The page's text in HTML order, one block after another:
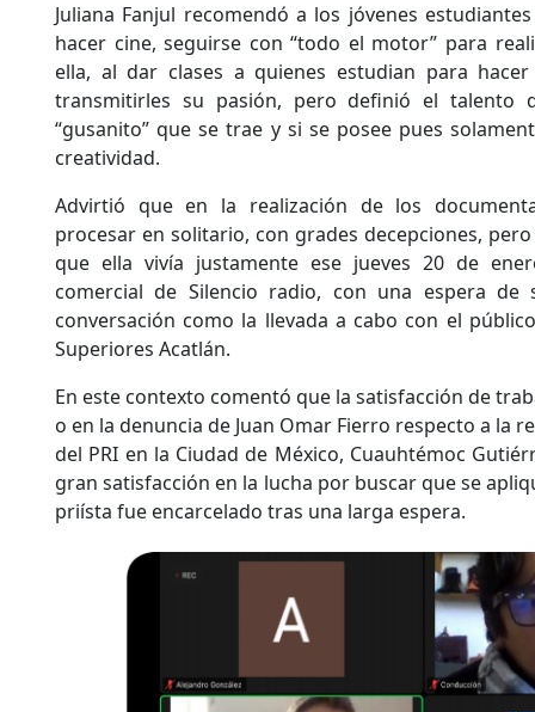
Juliana Fanjul recomendó a los jóvenes
hacer cine, seguirse con “todo el motor” para
ella, al dar clases a quienes estudian para
transmitirles su pasión, pero definió el talento
“gusanito” que se trae y si se posee pues
creatividad.
Advirtió que en la realización de los
procesar en solitario, con grades decepciones,
que ella vivía justamente ese jueves 20 de
comercial de Silencio radio, con una espera
conversación como la llevada a cabo con el
Superiores Acatlán.
En este contexto comentó que la satisfacción de
o en la denuncia de Juan Omar Fierro respecto a la
del PRI en la Ciudad de México, Cuauhtémoc
gran satisfacción en la lucha por buscar que se
priísta fue encarcelado tras una larga espera.